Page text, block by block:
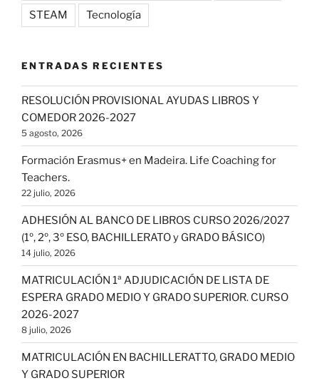
STEAM Tecnología
ENTRADAS RECIENTES
RESOLUCIÓN PROVISIONAL AYUDAS LIBROS Y
COMEDOR 2026-2027
5 agosto, 2026
Formación Erasmus+ en Madeira. Life Coaching for
Teachers.
22 julio, 2026
ADHESIÓN AL BANCO DE LIBROS CURSO 2026/2027
(1º, 2º, 3º ESO, BACHILLERATO y GRADO BÁSICO)
14 julio, 2026
MATRICULACIÓN 1ª ADJUDICACIÓN DE LISTA DE
ESPERA GRADO MEDIO Y GRADO SUPERIOR. CURSO
2026-2027
8 julio, 2026
MATRICULACIÓN EN BACHILLERATTO, GRADO MEDIO
Y GRADO SUPERIOR